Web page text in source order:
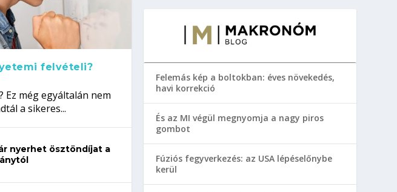
felvételi?
Ez még egyáltalán nem
a sikeres...
nyerhet ösztöndíjat a
Felemás kép a boltokban: éves növekedés,
havi korrekció
És az MI végül megnyomja a nagy piros
gombot
Fúziós fegyverkezés: az USA lépéselőnybe
kerül